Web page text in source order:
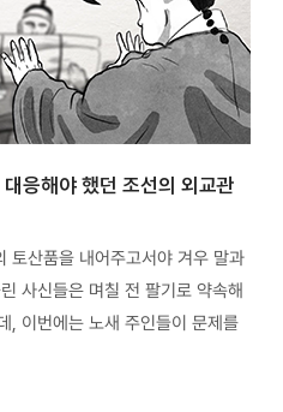
응해야 했던 조선의 외교관
토산품을 내어주고서야 겨우 말과
사신들은 며칠 전 팔기로 약속해
, 이번에는 노새 주인들이 문제를